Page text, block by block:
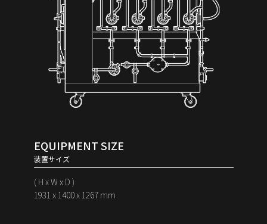
EQUIPMENT SIZE
装置サイズ
( H x W x D )
1931 x 1400 x 1267 mm